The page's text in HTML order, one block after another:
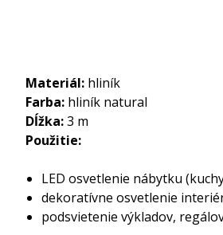
Materiál: hliník
Farba: hliník natural
Dĺžka:3 m
Použitie:
LED osvetlenie nábytku
dekoratívne osvetlenie
podsvietenie výkladov,